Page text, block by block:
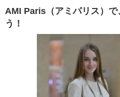
AMI Paris（アミパリス）
う！